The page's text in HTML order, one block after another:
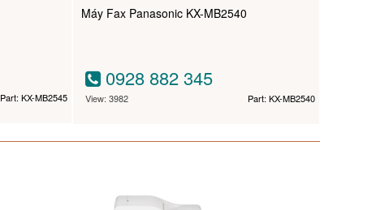
Part: KX-MB2545
Máy Fax Panasonic KX-MB2540
0928 882 345
View: 3982 Part: KX-MB2540